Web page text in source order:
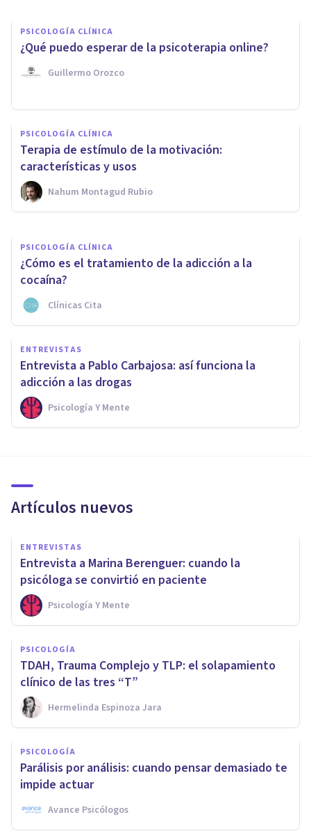
PSICOLOGÍA CLÍNICA
¿Qué puedo esperar de la psicoterapia online?
Guillermo Orozco
PSICOLOGÍA CLÍNICA
Terapia de estímulo de la motivación:
características y usos
Nahum Montagud Rubio
Tratamiento de la adicción a la
cocaína en Sevilla: las 5
mejores clínicas
Xavier Molina
PSICOLOGÍA CLÍNICA
¿Cómo es el tratamiento de la adicción a la
cocaína?
Clínicas Cita
ENTREVISTAS
Entrevista a Pablo Carbajosa: así funciona la
adicción a las drogas
Psicología Y Mente
Artículos nuevos
ENTREVISTAS
Entrevista a Marina Berenguer: cuando la
psicóloga se convirtió en paciente
Psicología Y Mente
PSICOLOGÍA
TDAH, Trauma Complejo y TLP: el solapamiento
clínico de las tres “T”
Hermelinda Espinoza Jara
PSICOLOGÍA
Parálisis por análisis: cuando pensar demasiado te
impide actuar
Avance Psicólogos